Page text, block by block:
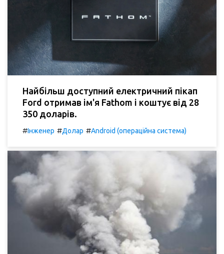
Найбільш доступний електричний пікап
Ford отримав ім'я Fathom і коштує від 28
350 доларів.
#Інженер #Долар #Android (операційна система)